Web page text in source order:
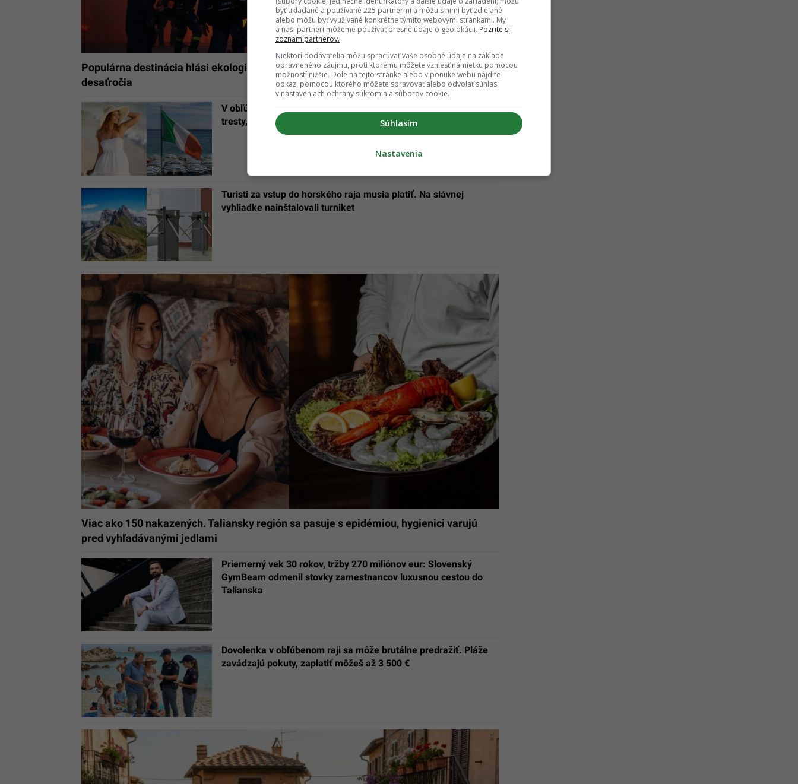
Populárna destinácia hlási ekologickú katastrofu. Obnova krajiny po požiaroch potrvá
desaťročia
V obľúbenom dovolenkovom mestečku zavedú pre turistov tvrdé
tresty, za plavky hrozí až 200 eur
Turisti za vstup do horského raja musia platiť. Na slávnej
vyhliadke nainštalovali turniket
Viac ako 150 nakazených. Taliansky región sa pasuje s epidémiou, hygienici varujú
pred vyhľadávanými jedlami
Priemerný vek 30 rokov, tržby 270 miliónov eur: Slovenský
GymBeam odmenil stovky zamestnancov luxusnou cestou do
Talianska
Dovolenka v obľúbenom raji sa môže brutálne predražiť. Pláže
zavádzajú pokuty, zaplatiť môžeš až 3 500 €
byť ukladané a používané 225 partnermi a môžu s nimi byť zdieľané
alebo môžu byť využívané konkrétne týmito webovými stránkami. My
a naši partneri môžeme používať presné údaje o geolokácii. Pozrite si
zoznam partnerov.
Niektorí dodávatelia môžu spracúvať vaše osobné údaje na základe
oprávneného záujmu, proti ktorému môžete vzniesť námietku pomocou
možností nižšie. Dole na tejto stránke alebo v ponuke webu nájdite
odkaz, pomocou ktorého môžete spravovať alebo odvolať súhlas
v nastaveniach ochrany súkromia a súborov cookie.
Súhlasím
Nastavenia